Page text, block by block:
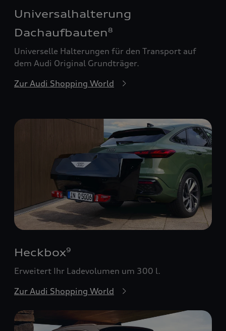
Universalhalterung
Dachaufbauten8
Universelle Halterungen für den Transport auf
dem Audi Original Grundträger.
Zur Audi Shopping World
Heckbox9
Erweitert Ihr Ladevolumen um 300 l.
Zur Audi Shopping World